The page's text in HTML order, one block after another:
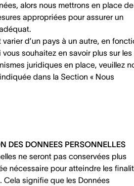
alors nous mettrons en place
appropriées pour assurer un
d’un pays à un autre, en
souhaitez en savoir plus sur les
juridiques en place, veuillez
dans la Section « Nous
DES DONNEES PERSONNELLES
ne seront pas conservées plus
nécessaire pour atteindre les
signifie que les Données